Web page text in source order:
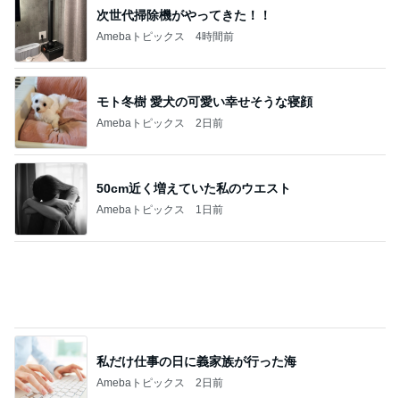
モト冬樹 愛犬の可愛い幸せそうな寝顔
Amebaトピックス 2日前
50cm近く増えていた私のウエスト
Amebaトピックス 1日前
私だけ仕事の日に義家族が行った海
Amebaトピックス 2日前